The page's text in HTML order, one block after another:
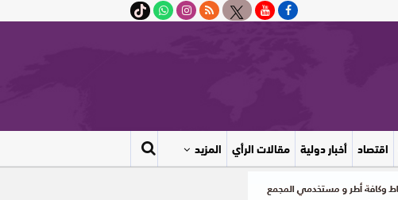
اقتصاد أخبار دولية مقالات الرأي المزيد